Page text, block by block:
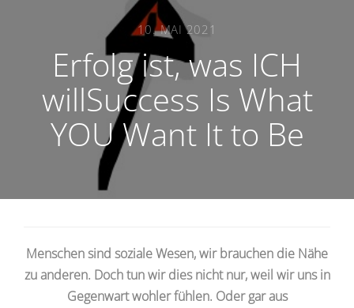
10. MAI 2021
Erfolg ist, was ICH
willSuccess Is What
YOU Want It to Be
Menschen sind soziale Wesen, wir brauchen die Nähe
zu anderen. Doch tun wir dies nicht nur, weil wir uns in
Gegenwart wohler fühlen. Oder gar aus